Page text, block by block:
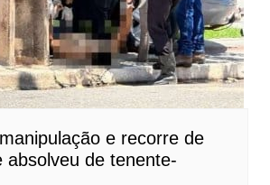
e recorre de
absolveu de tenente-